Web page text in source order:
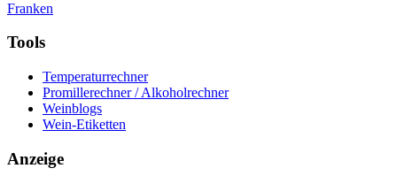
Franken
Tools
Temperaturrechner
Promillerechner / Alkoholrechner
Weinblogs
Wein-Etiketten
Anzeige